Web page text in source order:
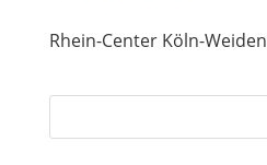
Rhein-Center Köln-Weiden